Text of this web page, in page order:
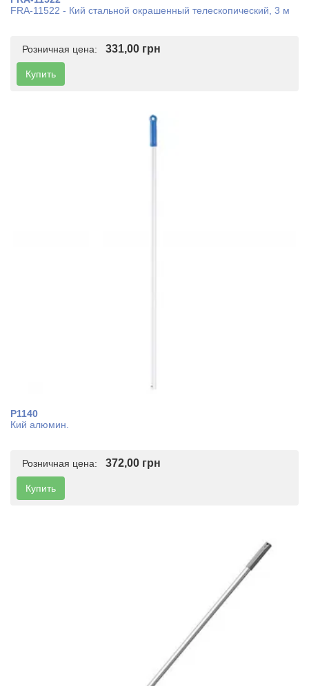
FRA-11522 - Кий стальной окрашенный телескопический, 3 м
Розничная цена: 331,00 грн
Купить
P1140
Кий алюмин.
Розничная цена: 372,00 грн
Купить